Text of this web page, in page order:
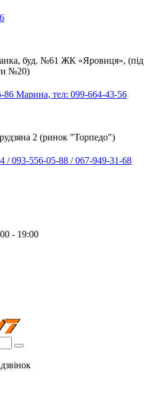
буд. №61 ЖК «Яровиця», (під
№20)
86 Марина, тел: 099-664-43-56
2 (ринок "Торпедо")
/ 093-556-05-88 / 067-949-31-68
- 19:00